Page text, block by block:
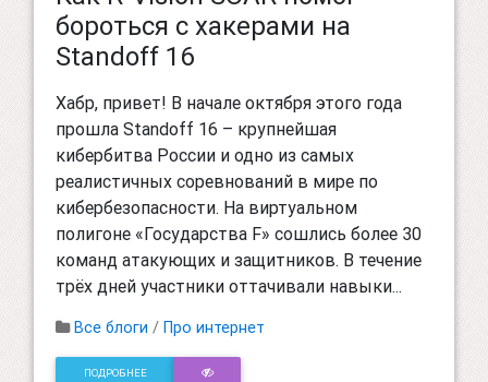
бороться с хакерами на
Standoff 16
Хабр, привет! В начале октября этого года
прошла Standoff 16 – крупнейшая
кибербитва России и одно из самых
реалистичных соревнований в мире по
кибербезопасности. На виртуальном
полигоне «Государства F» сошлись более 30
команд атакующих и защитников. В течение
трёх дней участники оттачивали навыки...
Все блоги / Про интернет
ПОДРОБНЕЕ